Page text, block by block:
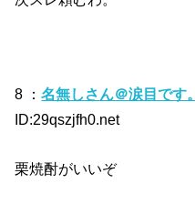
8 ：名無しさん＠涙目です。
ID:29qszjfh0.net
栗焼酎がいいぞ